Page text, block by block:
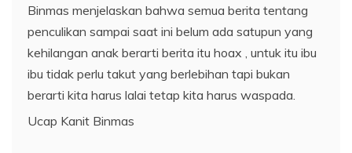
Binmas menjelaskan bahwa semua berita tentang
penculikan sampai saat ini belum ada satupun yang
kehilangan anak berarti berita itu hoax , untuk itu ibu
ibu tidak perlu takut yang berlebihan tapi bukan
berarti kita harus lalai tetap kita harus waspada.
Ucap Kanit Binmas